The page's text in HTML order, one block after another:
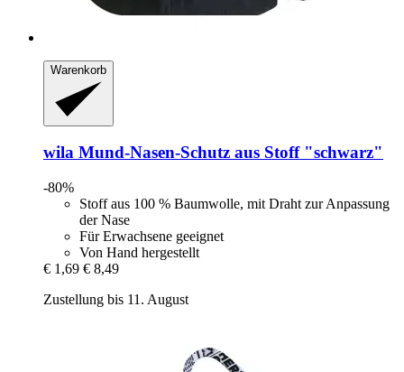
Warenkorb
wila Mund-​Nasen-​Schutz aus Stoff "schwarz"
-80%
Stoff aus 100 % Baumwolle, mit Draht zur Anpassung
der Nase
Für Erwachsene geeignet
Von Hand hergestellt
€ 1,69 € 8,49
Zustellung bis 11. August